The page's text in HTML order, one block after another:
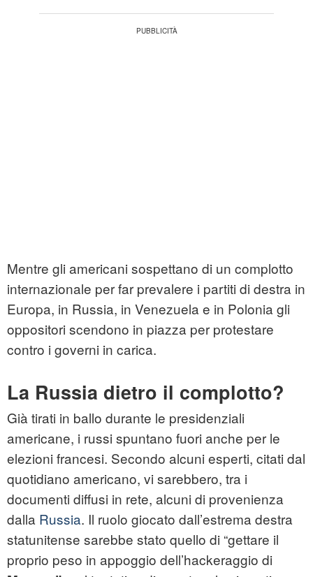
Mentre gli americani sospettano di un complotto
internazionale per far prevalere i partiti di destra in
Europa, in Russia, in Venezuela e in Polonia gli
oppositori scendono in piazza per protestare
contro i governi in carica.
La Russia dietro il complotto?
Già tirati in ballo durante le presidenziali
americane, i russi spuntano fuori anche per le
elezioni francesi. Secondo alcuni esperti, citati dal
quotidiano americano, vi sarebbero, tra i
documenti diffusi in rete, alcuni di provenienza
dalla Russia. Il ruolo giocato dall’estrema destra
statunitense sarebbe stato quello di “gettare il
proprio peso in appoggio dell’hackeraggio di